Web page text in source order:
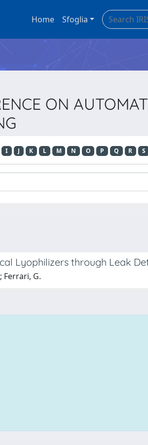
Home Sfoglia
ON
I J K L M N O P Q R S
Lyophilizers through Leak
Ferrari, G.